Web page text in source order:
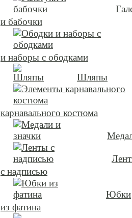
и бабочки
и наборы с ободками
Шляпы
карнавального костюма
с надписью
Юбки
из фатина